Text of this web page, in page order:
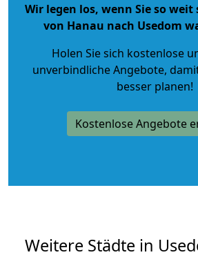
Wir legen los, wenn Sie so
von Hanau nach Usedom
Holen Sie sich kostenlose
unverbindliche Angebote,
besser planen!
Kostenlose Angebote
Weitere Städte in